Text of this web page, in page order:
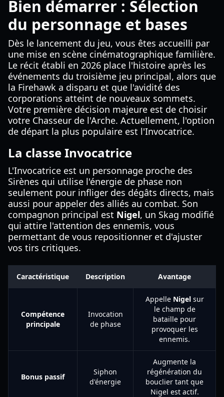
Bien démarrer : Sélection
du personnage et bases
Dès le lancement du jeu, vous êtes accueilli par
une mise en scène cinématographique familière.
Le récit établi en 2026 place l'histoire après les
événements du troisième jeu principal, alors que
la Firehawk a disparu et que l'avidité des
corporations atteint de nouveaux sommets.
Votre première décision majeure est de choisir
votre Chasseur de l'Arche. Actuellement, l'option
de départ la plus populaire est l'Invocatrice.
La classe Invocatrice
L'Invocatrice est un personnage proche des
Sirènes qui utilise l'énergie de phase non
seulement pour infliger des dégâts directs, mais
aussi pour appeler des alliés au combat. Son
compagnon principal est Nigel, un Skag modifié
qui attire l'attention des ennemis, vous
permettant de vous repositionner et d'ajuster
vos tirs critiques.
Caractéristique Description Avantage
Compétence
principale
Invocation
de phase
Appelle Nigelsur
le champ de
bataille pour
provoquer les
ennemis.
Bonus passif
Siphon
d'énergie
Augmente la
régénération du
bouclier tant que
Nigel est actif.